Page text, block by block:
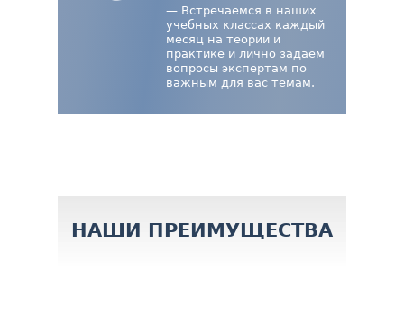
— Встречаемся в наших
учебных классах каждый
месяц на теории и
практике и лично задаем
вопросы экспертам по
важным для вас темам.
НАШИ ПРЕИМУЩЕСТВА